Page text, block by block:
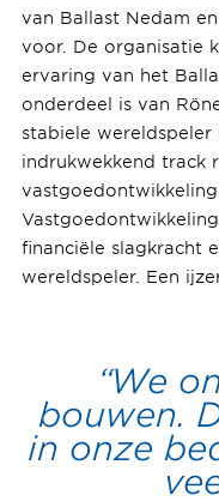
van Ballast Nedam
voor. De organisatie
ervaring van het
onderdeel is van
stabiele
indrukwekkend track
financiële slagkracht
wereldspeler. Een
We
bouwen.
in onze